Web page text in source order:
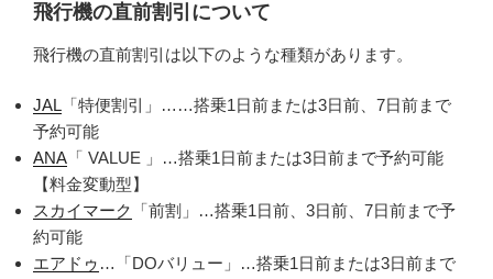
飛行機の直前割引について
飛行機の直前割引は以下のような種類があります。
JAL 「特便割引」……搭乗1日前または3日前、7日前まで
予約可能
ANA 「 VALUE 」…搭乗1日前または3日前まで予約可能
【料金変動型】
スカイマーク
「前割」…搭乗1日前、3日前、7日前まで予
約可能
エアドゥ …「DOバリュー」…搭乗1日前または3日前まで